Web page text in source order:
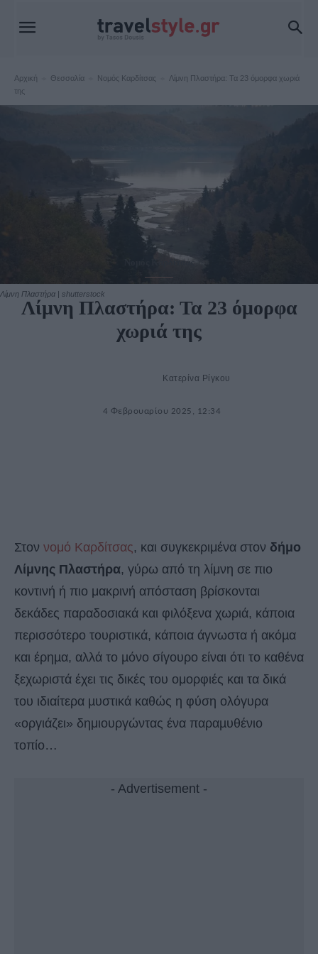
Αρχική Θεσσαλία Νομός Καρδίτσας
Λίμνη Πλαστήρα: Τα 23 όμορφα χωριά
της
Λίμνη Πλαστήρα | shutterstock
Νομός Καρδίτσας
Λίμνη Πλαστήρα: Τα 23 όμορφα
χωριά της
Κατερίνα Ρίγκου
4 Φεβρουαρίου 2025, 12:34
Στον νομό Καρδίτσας, και συγκεκριμένα στον δήμο
Λίμνης Πλαστήρα, γύρω από τη λίμνη σε πιο
κοντινή ή πιο μακρινή απόσταση βρίσκονται
δεκάδες παραδοσιακά και φιλόξενα χωριά, κάποια
περισσότερο τουριστικά, κάποια άγνωστα ή ακόµα
και έρηµα, αλλά το µόνο σίγουρο είναι ότι το καθένα
ξεχωριστά έχει τις δικές του ομορφιές και τα δικά
του ιδιαίτερα µυστικά καθώς η φύση ολόγυρα
«οργιάζει» δημιουργώντας ένα παραµυθένιο
τοπίο…
- Advertisement -